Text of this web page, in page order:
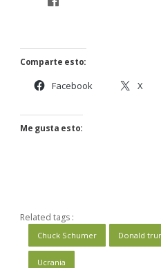
Comparte esto:
Facebook X
Me gusta esto:
Related tags :
Chuck Schumer Donald
Ucrania